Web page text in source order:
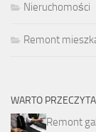
Nieruchomości
Remont
WARTO
Remont